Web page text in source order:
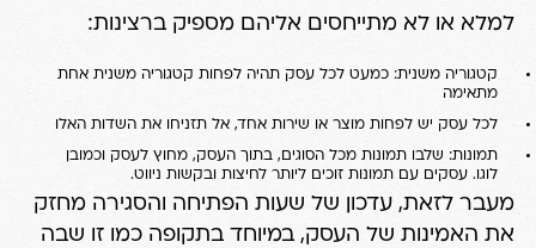
למלא או לא מתייחסים אליהם מספיק ברצינות:
קטגוריה משנית: כמעט לכל עסק תהיה לפחות קטגוריה משנית אחת
מתאימה
לכל עסק יש לפחות מוצר או שירות אחד, אל תזניחו את השדות האלו
תמונות: שלבו תמונות מכל הסוגים, בתוך העסק, מחוץ לעסק וכמובן
לוגו. עסקים עם תמונות זוכים ליותר לחיצות ובקשות ניווט.
מעבר לזאת, עדכון של שעות הפתיחה והסגירה מחזק
את האמינות של העסק, במיוחד בתקופה כמו זו שבה